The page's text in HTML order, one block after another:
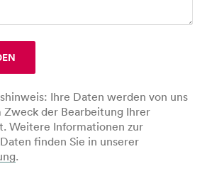
: Ihre Daten werden von uns
Zweck der Bearbeitung Ihrer
Weitere Informationen zur
finden Sie in unserer
.